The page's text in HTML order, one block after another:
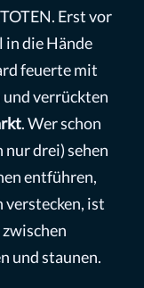
Erst vor
in die Hände
feuerte mit
und verrückten
. Wer schon
drei) sehen
entführen,
verstecken, ist
und staunen.